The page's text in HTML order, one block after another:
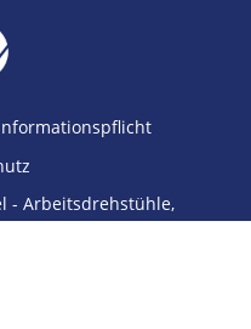
- Arbeitsdrehstühle,